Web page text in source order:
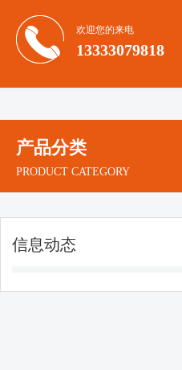
欢迎您的来电
13333079818
产品分类
PRODUCT CATEGORY
信息动态